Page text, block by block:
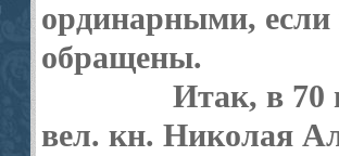
ординарными, если
обращены.
Итак, в 70
вел. кн. Николая